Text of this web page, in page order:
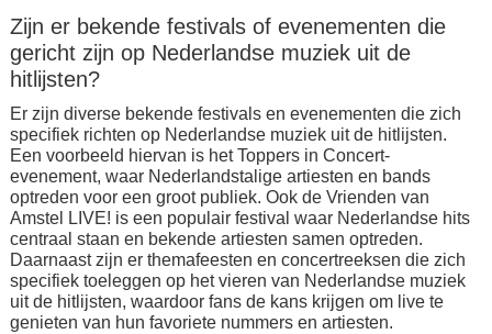
Zijn er bekende festivals of evenementen die
gericht zijn op Nederlandse muziek uit de
hitlijsten?
Er zijn diverse bekende festivals en evenementen die zich
specifiek richten op Nederlandse muziek uit de hitlijsten.
Een voorbeeld hiervan is het Toppers in Concert-
evenement, waar Nederlandstalige artiesten en bands
optreden voor een groot publiek. Ook de Vrienden van
Amstel LIVE! is een populair festival waar Nederlandse hits
centraal staan en bekende artiesten samen optreden.
Daarnaast zijn er themafeesten en concertreeksen die zich
specifiek toeleggen op het vieren van Nederlandse muziek
uit de hitlijsten, waardoor fans de kans krijgen om live te
genieten van hun favoriete nummers en artiesten.